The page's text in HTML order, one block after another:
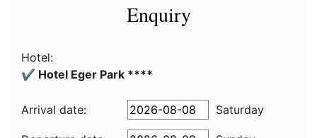
Enquiry
Hotel:
✔️ Hotel Eger Park ****
Arrival date: Saturday